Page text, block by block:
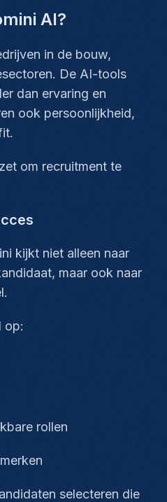
AI?
in de bouw,
De AI-tools
dan ervaring en
ook persoonlijkheid,
om recruitment te
kijkt niet alleen naar
maar ook naar
op:
rollen
selecteren die